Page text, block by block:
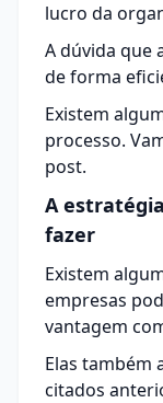
lucro da
A dúvida que
de forma
Existem
processo.
post.
A
fazer
Existem
empresas
vantagem
Elas também
citados